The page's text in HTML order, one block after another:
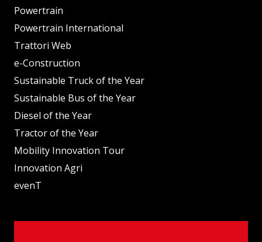
Powertrain
Powertrain International
Trattori Web
e-Construction
Sustainable Truck of the Year
Sustainable Bus of the Year
Diesel of the Year
Tractor of the Year
Mobility Innovation Tour
Innovation Agri
evenT